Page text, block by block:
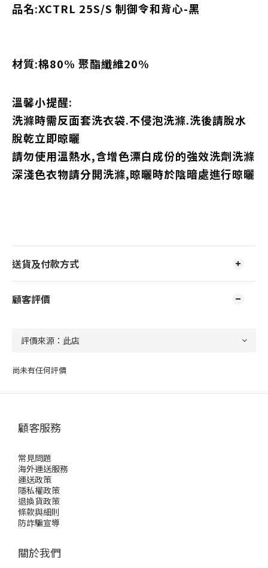
品名:XCTRL 25S/S 制御令和背心-黑
材質:棉80% 聚酯纖維20%
溫馨小提醒:
洗滌時需反面套洗衣袋.不侵泡洗滌.洗後請脫水
脫乾立即晾曬
請勿使用溫熱水,含增色漂白成份的強效洗劑洗滌
深淺色衣物請分開洗滌,晾曬時於陰暗處進行晾曬
送貨及付款方式
顧客評價
尚未有任何評價
顧客服務
常見問題
海外運送服務
運送政策
隱私權政策
退換貨政策
條款與細則
防詐騙宣導
關於我們